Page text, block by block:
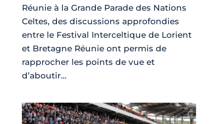
Réunie à la Grande Parade des Nations
Celtes, des discussions approfondies
entre le Festival Interceltique de Lorient
et Bretagne Réunie ont permis de
rapprocher les points de vue et
d’aboutir...